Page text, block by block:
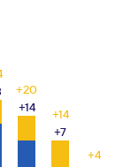
+20
+14
+14
+7
+4